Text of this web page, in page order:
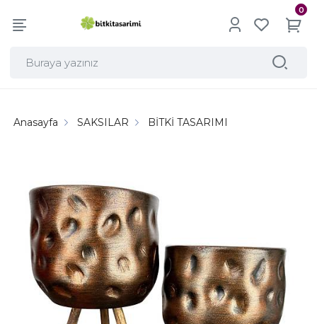
0
Anasayfa SAKSILAR BİTKİ TASARIMI